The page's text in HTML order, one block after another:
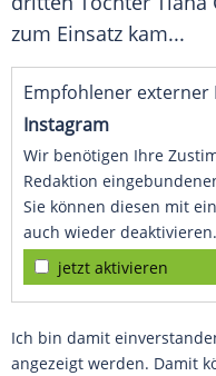
zum Einsatz kam...
Empfohlener externer
Instagram
Wir benötigen Ihre
Redaktion
Sie können diesen mit
auch wieder deaktivieren.
jetzt aktivieren
Ich bin damit
angezeigt werden. Damit